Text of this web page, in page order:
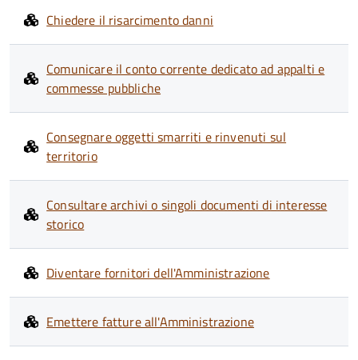
Chiedere il risarcimento danni
Comunicare il conto corrente dedicato ad appalti e
commesse pubbliche
Consegnare oggetti smarriti e rinvenuti sul
territorio
Consultare archivi o singoli documenti di interesse
storico
Diventare fornitori dell'Amministrazione
Emettere fatture all'Amministrazione